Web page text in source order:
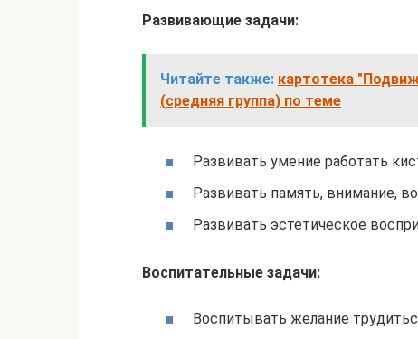
Развивающие задачи:
Читайте также: картотека
(средняя группа) по теме
Развивать умение работать
Развивать память, внимание,
Развивать эстетическое
Воспитательные задачи:
Воспитывать желание